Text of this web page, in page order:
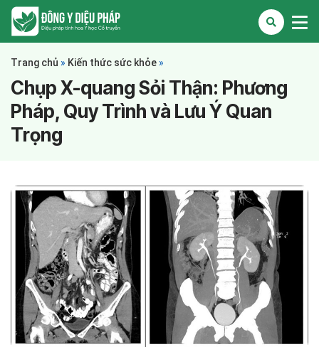
Trang chủ » Kiến thức sức khỏe »
Chụp X-quang Sỏi Thận: Phương
Pháp, Quy Trình và Lưu Ý Quan
Trọng